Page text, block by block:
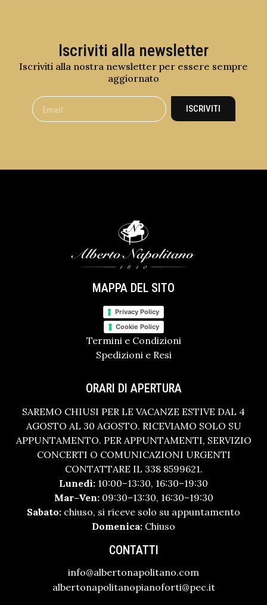
Iscriviti alla newsletter
Iscriviti alla nostra newsletter per essere sempre
aggiornato
ISCRIVITI
MAPPA DEL SITO
Privacy Policy
Cookie Policy
Termini e Condizioni
Spedizioni e Resi
ORARI DI APERTURA
SAREMO CHIUSI PER LE VACANZE ESTIVE DAL 4
AGOSTO AL 30 AGOSTO. RICEVIAMO SOLO SU
APPUNTAMENTO. PER APPUNTAMENTI, SERVIZIO
CONCERTI O COMUNICAZIONI URGENTI
CONTATTARE IL 338 8599621.
Lunedì: 10:00–13:30, 16:30–19:30
Mar–Ven:09:30–13:30, 16:30–19:30
Sabato: chiuso, si riceve solo su appuntamento
Domenica: Chiuso
CONTATTI
info@albertonapolitano.com
albertonapolitanopianoforti@pec.it